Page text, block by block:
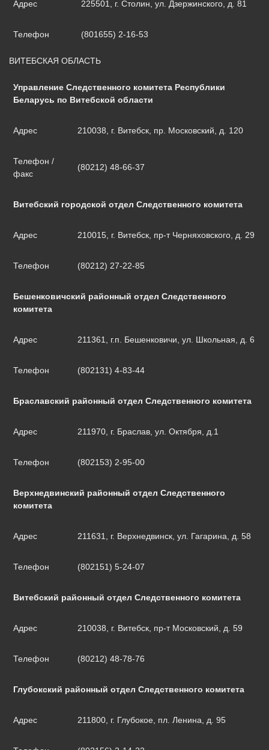
Адрес 225501, г. Столин, ул. Дзержинского, д. 81
Телефон (801655) 2-16-53
ВИТЕБСКАЯ ОБЛАСТЬ
Управление Следственного комитета Республики
Беларусь по Витебской области
Адрес 210038, г. Витебск, пр. Московский, д. 120
Телефон /
факс
(80212) 48-66-37
Витебский городской отдел Следственного комитета
Адрес 210015, г. Витебск, пр-т Черняховского, д. 29
Телефон (80212) 27-22-85
Бешенковичский районный отдел Следственного
комитета
Адрес 211361, г.п. Бешенковичи, ул. Школьная, д. 6
Телефон (802131) 4-83-44
Браславский районный отдел Следственного комитета
Адрес 211970, г. Браслав, ул. Октября, д.1
Телефон (802153) 2-95-00
Верхнедвинский районный отдел Следственного
комитета
Адрес 211631, г. Верхнедвинск, ул. Гагарина, д. 58
Телефон (802151) 5-24-07
Витебский районный отдел Следственного комитета
Адрес 210038, г. Витебск, пр-т Московский, д. 59
Телефон (80212) 48-78-76
Глубокский районный отдел Следственного комитета
Адрес 211800, г. Глубокое, пл. Ленина, д. 95